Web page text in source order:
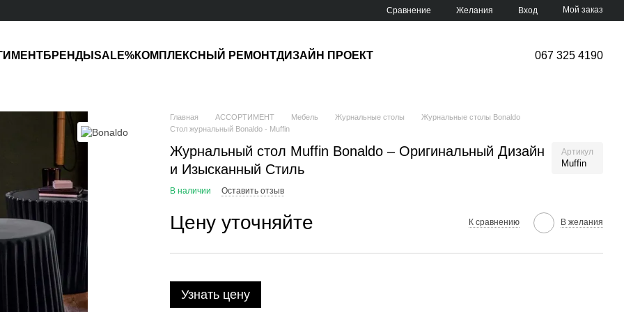
Сравнение Желания Вход Мой заказ
БРЕНДЫ SALE%КОМПЛЕКСНЫЙ РЕМОНТДИЗАЙН ПРОЕКТ 067 325 4190
Главная АССОРТИМЕНТ Мебель Журнальные столы
Журнальные столы Bonaldo
Стол журнальный Bonaldo - Muffin
Журнальный стол Muffin Bonaldo – Оригинальный Дизайн
и Изысканный Стиль
Артикул
Muffin
В наличии Оставить отзыв
Цену уточняйте К сравнению В желания
Узнать цену